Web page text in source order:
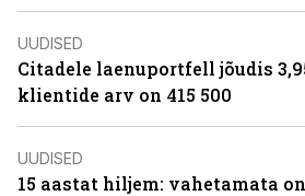
UUDISED
Citadele laenuportfell jõudis
klientide arv on 415 500
UUDISED
15 aastat hiljem: vahetamata